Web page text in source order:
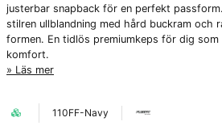
justerbar snapback för en perfekt
stilren ullblandning med hård buckram och
formen. En tidlös premiumkeps för dig
komfort.
Läs mer
110FF-Navy